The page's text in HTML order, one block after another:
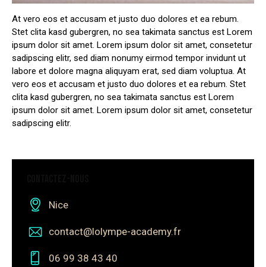
At vero eos et accusam et justo duo dolores et ea rebum.
Stet clita kasd gubergren, no sea takimata sanctus est Lorem
ipsum dolor sit amet. Lorem ipsum dolor sit amet, consetetur
sadipscing elitr, sed diam nonumy eirmod tempor invidunt ut
labore et dolore magna aliquyam erat, sed diam voluptua. At
vero eos et accusam et justo duo dolores et ea rebum. Stet
clita kasd gubergren, no sea takimata sanctus est Lorem
ipsum dolor sit amet. Lorem ipsum dolor sit amet, consetetur
sadipscing elitr.
Nice
contact@lolympe-academy.fr
06 99 38 43 40